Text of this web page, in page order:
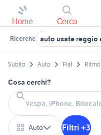
Home Cerca
Ricerche auto usate reggio
Subito Auto Fiat Ritmo
Cosa cerchi?
Auto Filtri +3